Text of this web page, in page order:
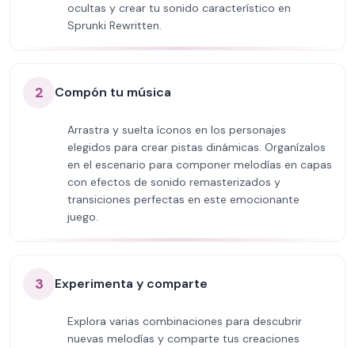
ocultas y crear tu sonido característico en
Sprunki Rewritten.
2 Compón tu música
Arrastra y suelta íconos en los personajes
elegidos para crear pistas dinámicas. Organízalos
en el escenario para componer melodías en capas
con efectos de sonido remasterizados y
transiciones perfectas en este emocionante
juego.
3 Experimenta y comparte
Explora varias combinaciones para descubrir
nuevas melodías y comparte tus creaciones